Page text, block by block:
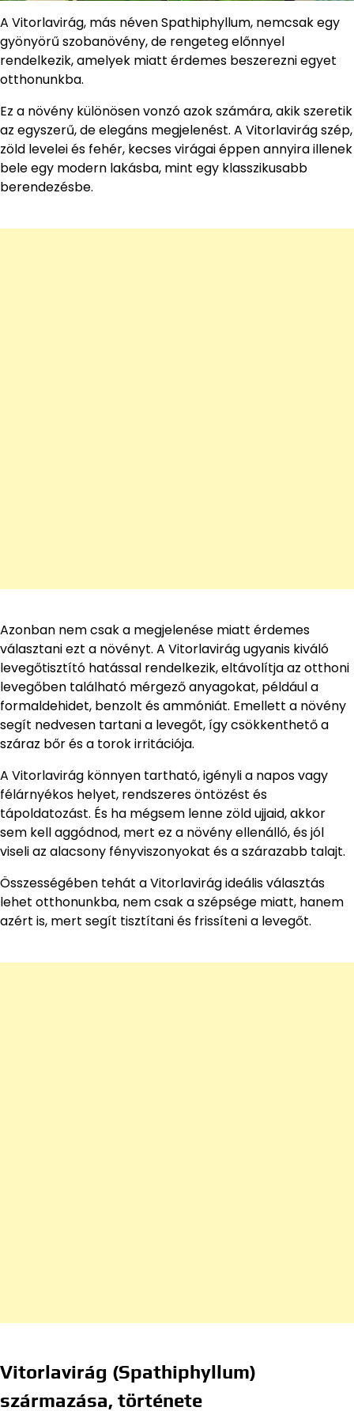
A Vitorlavirág, más néven Spathiphyllum, nemcsak egy
gyönyörű szobanövény, de rengeteg előnnyel
rendelkezik, amelyek miatt érdemes beszerezni egyet
otthonunkba.
Ez a növény különösen vonzó azok számára, akik szeretik
az egyszerű, de elegáns megjelenést. A Vitorlavirág szép,
zöld levelei és fehér, kecses virágai éppen annyira illenek
bele egy modern lakásba, mint egy klasszikusabb
berendezésbe.
Azonban nem csak a megjelenése miatt érdemes
választani ezt a növényt. A Vitorlavirág ugyanis kiváló
levegőtisztító hatással rendelkezik, eltávolítja az otthoni
levegőben található mérgező anyagokat, például a
formaldehidet, benzolt és ammóniát. Emellett a növény
segít nedvesen tartani a levegőt, így csökkenthető a
száraz bőr és a torok irritációja.
A Vitorlavirág könnyen tartható, igényli a napos vagy
félárnyékos helyet, rendszeres öntözést és
tápoldatozást. És ha mégsem lenne zöld ujjaid, akkor
sem kell aggódnod, mert ez a növény ellenálló, és jól
viseli az alacsony fényviszonyokat és a szárazabb talajt.
Összességében tehát a Vitorlavirág ideális választás
lehet otthonunkba, nem csak a szépsége miatt, hanem
azért is, mert segít tisztítani és frissíteni a levegőt.
Vitorlavirág (Spathiphyllum)
származása, története